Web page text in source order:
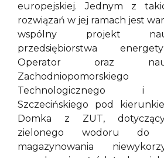
europejskiej. Jednym z
rozwiązań w jej ramach jest
wspólny projekt
przedsiębiorstwa
Operator oraz
Technologicznego i
Szczecińskiego pod
Domka z ZUT,
zielonego wodoru do
magazynowania